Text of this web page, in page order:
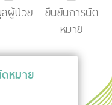
ผู้ป่วย
ยืนยันการนัด
หมาย
ดหมาย